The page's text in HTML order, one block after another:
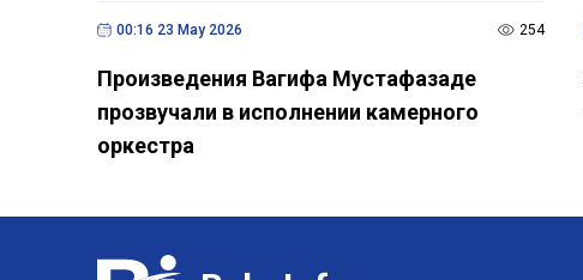
00:16 23 May 2026 254
Произведения Вагифа Мустафазаде
прозвучали в исполнении камерного
оркестра